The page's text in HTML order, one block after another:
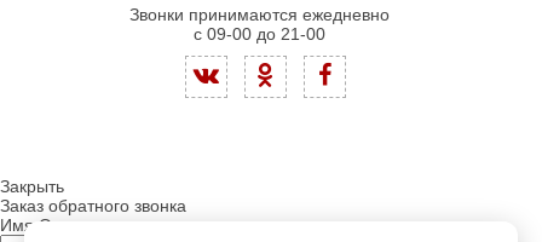
Звонки принимаются ежедневно
с 09-00 до 21-00
Закрыть
Заказ обратного звонка
Имя Отчество: